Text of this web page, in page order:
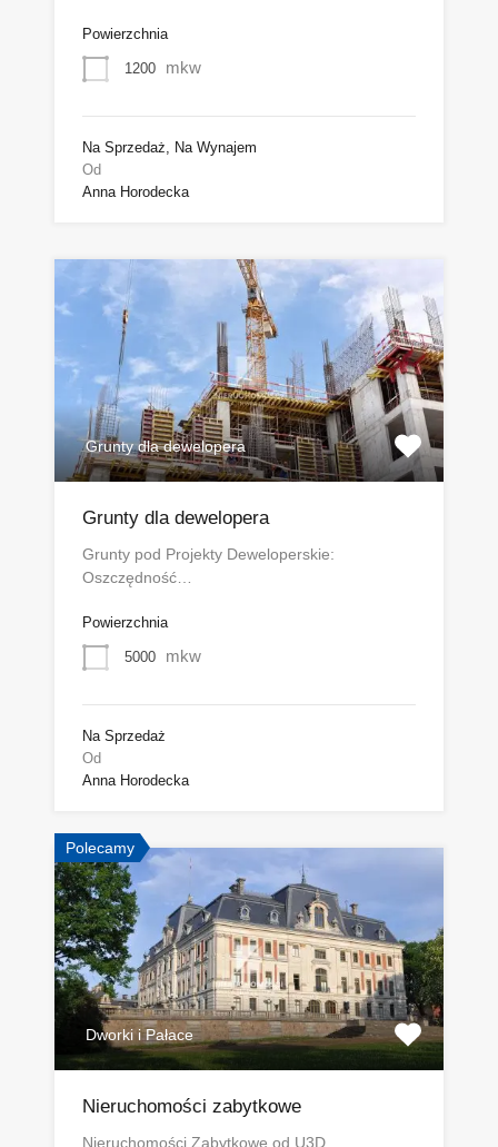
Powierzchnia
1200 mkw
Na Sprzedaż, Na Wynajem
Od
Anna Horodecka
Grunty dla dewelopera
Grunty dla dewelopera
Grunty pod Projekty Deweloperskie:
Oszczędność…
Powierzchnia
5000 mkw
Na Sprzedaż
Od
Anna Horodecka
Polecamy
Dworki i Pałace
Nieruchomości zabytkowe
Nieruchomości Zabytkowe od U3D